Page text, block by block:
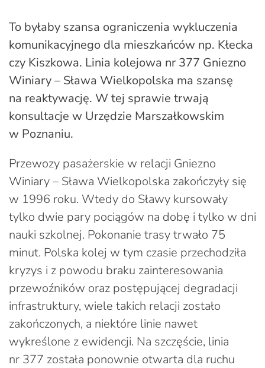
To byłaby szansa ograniczenia wykluczenia
komunikacyjnego dla mieszkańców np. Kłecka
czy Kiszkowa. Linia kolejowa nr 377 Gniezno
Winiary – Sława Wielkopolska ma szansę
na reaktywację. W tej sprawie trwają
konsultacje w Urzędzie Marszałkowskim
w Poznaniu.
Przewozy pasażerskie w relacji Gniezno
Winiary – Sława Wielkopolska zakończyły się
w 1996 roku. Wtedy do Sławy kursowały
tylko dwie pary pociągów na dobę i tylko w dni
nauki szkolnej. Pokonanie trasy trwało 75
minut. Polska kolej w tym czasie przechodziła
kryzys i z powodu braku zainteresowania
przewoźników oraz postępującej degradacji
infrastruktury, wiele takich relacji zostało
zakończonych, a niektóre linie nawet
wykreślone z ewidencji. Na szczęście, linia
nr 377 została ponownie otwarta dla ruchu